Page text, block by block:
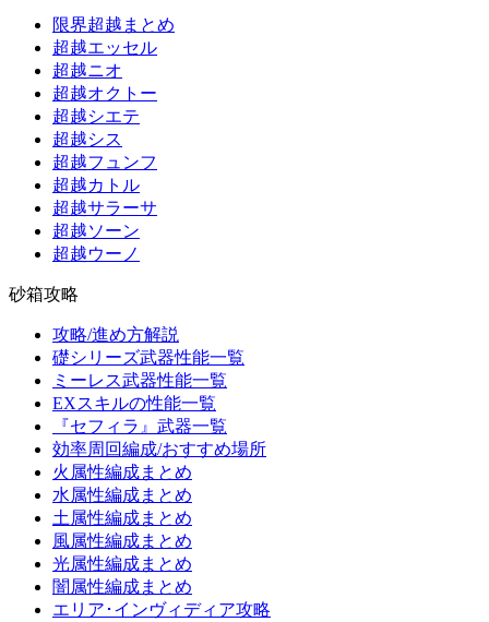
限界超越まとめ
超越エッセル
超越ニオ
超越オクトー
超越シエテ
超越シス
超越フュンフ
超越カトル
超越サラーサ
超越ソーン
超越ウーノ
砂箱攻略
攻略/進め方解説
礎シリーズ武器性能一覧
ミーレス武器性能一覧
EXスキルの性能一覧
『セフィラ』武器一覧
効率周回編成/おすすめ場所
火属性編成まとめ
水属性編成まとめ
土属性編成まとめ
風属性編成まとめ
光属性編成まとめ
闇属性編成まとめ
エリア･インヴィディア攻略